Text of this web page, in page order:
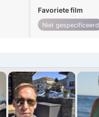
Favoriete film
Niet gespecificeerd